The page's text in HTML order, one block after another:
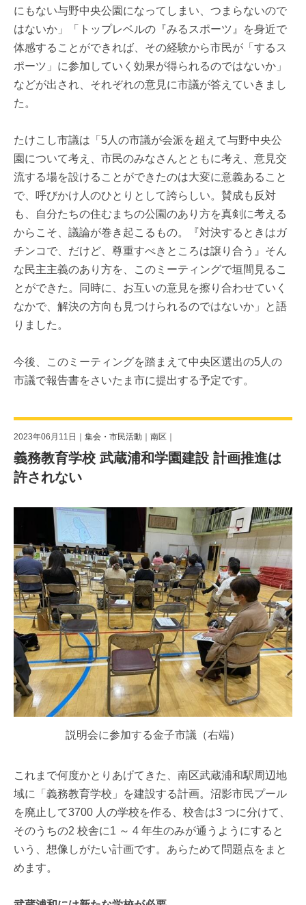
にもない与野中央公園になってしまい、つまらないので
はないか」「トップレベルの『みるスポーツ』を身近で
体感することができれば、その経験から市民が「するス
ポーツ」に参加していく効果が得られるのではないか」
などが出され、それぞれの意見に市議が答えていきまし
た。
たけこし市議は「5人の市議が会派を超えて与野中央公
園について考え、市民のみなさんとともに考え、意見交
流する場を設けることができたのは大変に意義あること
で、呼びかけ人のひとりとして誇らしい。賛成も反対
も、自分たちの住むまちの公園のあり方を真剣に考える
からこそ、議論が巻き起こるもの。『対決するときはガ
チンコで、だけど、尊重すべきところは譲り合う』そん
な民主主義のあり方を、このミーティングで垣間見るこ
とができた。同時に、お互いの意見を擦り合わせていく
なかで、解決の方向も見つけられるのではないか」と語
りました。
今後、このミーティングを踏まえて中央区選出の5人の
市議で報告書をさいたま市に提出する予定です。
2023年06月11日｜ 集会・市民活動 南区
義務教育学校 武蔵浦和学園建設 計画推進は
許されない
説明会に参加する金子市議（右端）
これまで何度かとりあげてきた、南区武蔵浦和駅周辺地
域に「義務教育学校」を建設する計画。沼影市民プール
を廃止して3700 人の学校を作る、校舎は3 つに分けて、
そのうちの2 校舎に1 ～ 4 年生のみが通うようにすると
いう、想像しがたい計画です。あらためて問題点をまと
めます。